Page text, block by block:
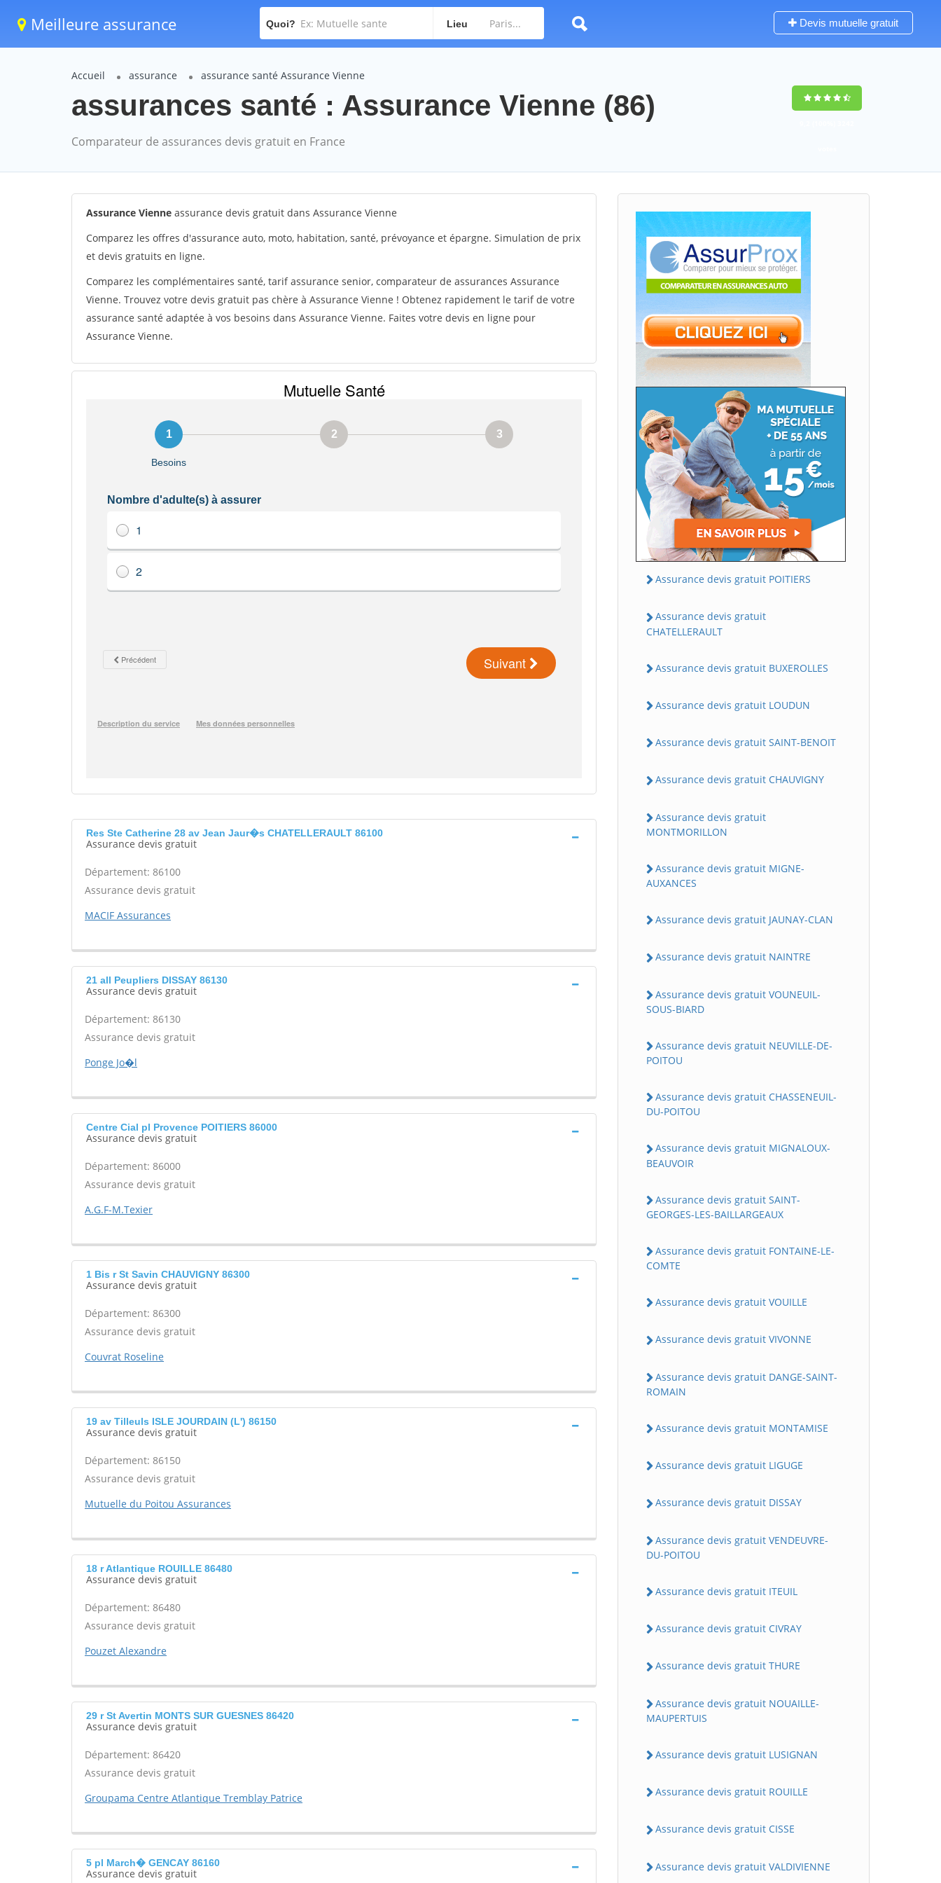
Meilleure assurance Quoi? Lieu Devis mutuelle gratuit
Accueil assurance assurance santé Assurance Vienne
assurances santé : Assurance Vienne (86)
Comparateur de assurances devis gratuit en France
Assurance Vienne assurance devis gratuit dans Assurance Vienne
Comparez les offres d'assurance auto, moto, habitation, santé, prévoyance et épargne. Simulation de prix
et devis gratuits en ligne.
Comparez les complémentaires santé, tarif assurance senior, comparateur de assurances Assurance
Vienne. Trouvez votre devis gratuit pas chère à Assurance Vienne ! Obtenez rapidement le tarif de votre
assurance santé adaptée à vos besoins dans Assurance Vienne. Faites votre devis en ligne pour
Assurance Vienne.
Res Ste Catherine 28 av Jean Jaur�s CHATELLERAULT 86100
Assurance devis gratuit
Département: 86100
Assurance devis gratuit
MACIF Assurances
21 all Peupliers DISSAY 86130
Assurance devis gratuit
Département: 86130
Assurance devis gratuit
Ponge Jo�l
Centre Cial pl Provence POITIERS 86000
Assurance devis gratuit
Département: 86000
Assurance devis gratuit
A.G.F-M.Texier
1 Bis r St Savin CHAUVIGNY 86300
Assurance devis gratuit
Département: 86300
Assurance devis gratuit
Couvrat Roseline
19 av Tilleuls ISLE JOURDAIN (L') 86150
Assurance devis gratuit
Département: 86150
Assurance devis gratuit
Mutuelle du Poitou Assurances
18 r Atlantique ROUILLE 86480
Assurance devis gratuit
Département: 86480
Assurance devis gratuit
Pouzet Alexandre
29 r St Avertin MONTS SUR GUESNES 86420
Assurance devis gratuit
Département: 86420
Assurance devis gratuit
Groupama Centre Atlantique Tremblay Patrice
5 pl March� GENCAY 86160
Assurance devis gratuit
Assurance devis gratuit POITIERS
Assurance devis gratuit
CHATELLERAULT
Assurance devis gratuit BUXEROLLES
Assurance devis gratuit LOUDUN
Assurance devis gratuit SAINT-BENOIT
Assurance devis gratuit CHAUVIGNY
Assurance devis gratuit
MONTMORILLON
Assurance devis gratuit MIGNE-
AUXANCES
Assurance devis gratuit JAUNAY-CLAN
Assurance devis gratuit NAINTRE
Assurance devis gratuit VOUNEUIL-
SOUS-BIARD
Assurance devis gratuit NEUVILLE-DE-
POITOU
Assurance devis gratuit CHASSENEUIL-
DU-POITOU
Assurance devis gratuit MIGNALOUX-
BEAUVOIR
Assurance devis gratuit SAINT-
GEORGES-LES-BAILLARGEAUX
Assurance devis gratuit FONTAINE-LE-
COMTE
Assurance devis gratuit VOUILLE
Assurance devis gratuit VIVONNE
Assurance devis gratuit DANGE-SAINT-
ROMAIN
Assurance devis gratuit MONTAMISE
Assurance devis gratuit LIGUGE
Assurance devis gratuit DISSAY
Assurance devis gratuit VENDEUVRE-
DU-POITOU
Assurance devis gratuit ITEUIL
Assurance devis gratuit CIVRAY
Assurance devis gratuit THURE
Assurance devis gratuit NOUAILLE-
MAUPERTUIS
Assurance devis gratuit LUSIGNAN
Assurance devis gratuit ROUILLE
Assurance devis gratuit CISSE
Assurance devis gratuit VALDIVIENNE